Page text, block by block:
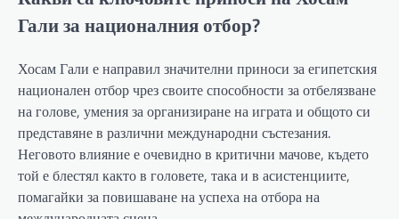
Гали за националния отбор?
Хосам Гали е направил значителни приноси за египетския
национален отбор чрез своите способности за отбелязване
на голове, умения за организиране на играта и общото си
представяне в различни международни състезания.
Неговото влияние е очевидно в критични мачове, където
той е блестял както в головете, така и в асистенциите,
помагайки за повишаване на успеха на отбора на